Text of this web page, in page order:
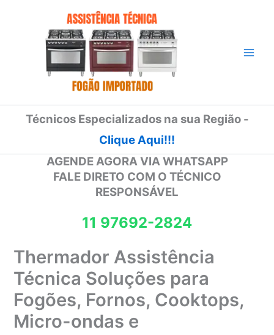
Técnicos Especializados na sua Região -
Clique Aqui!!!
AGENDE AGORA VIA WHATSAPP
FALE DIRETO COM O TÉCNICO
RESPONSÁVEL
11 97692-2824
Thermador Assistência
Técnica Soluções para
Fogões, Fornos, Cooktops,
Micro-ondas e